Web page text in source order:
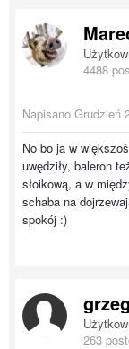
4488
Napisano Grudzień
No bo ja w
uwędziły, baleron
słoikową, a w
schaba na
spokój :)
263